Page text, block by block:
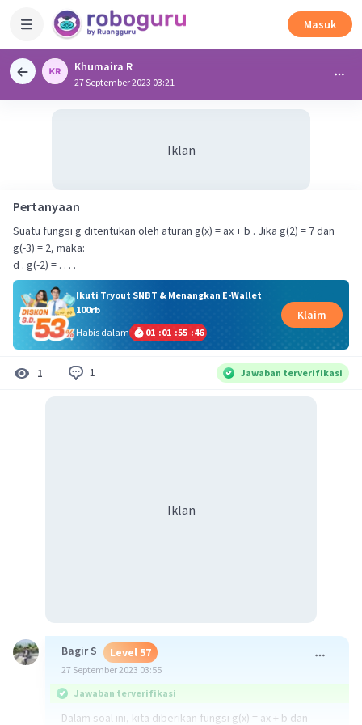
Masuk
Khumaira R
27 September 2023 03:21
Iklan
Pertanyaan
Suatu fungsi g ditentukan oleh aturan g(x) = ax + b . Jika g(2) = 7 dan
g(-3) = 2, maka:
d . g(-2) = . . . .
Ikuti Tryout SNBT & Menangkan E-Wallet
100rb
Habis dalam
01 :01 :55 :46
Klaim
1 1 Jawaban terverifikasi
Iklan
Bagir S Level 57
27 September 2023 03:55
Jawaban terverifikasi
Dalam soal ini, kita diberikan fungsi g(x) = ax + b dan